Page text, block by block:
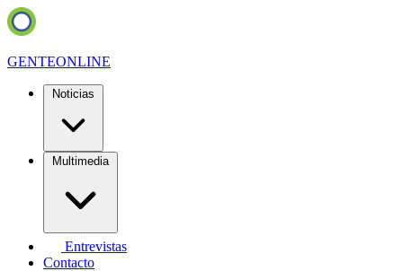
GENTEONLINE
Noticias
Multimedia
Entrevistas
Contacto